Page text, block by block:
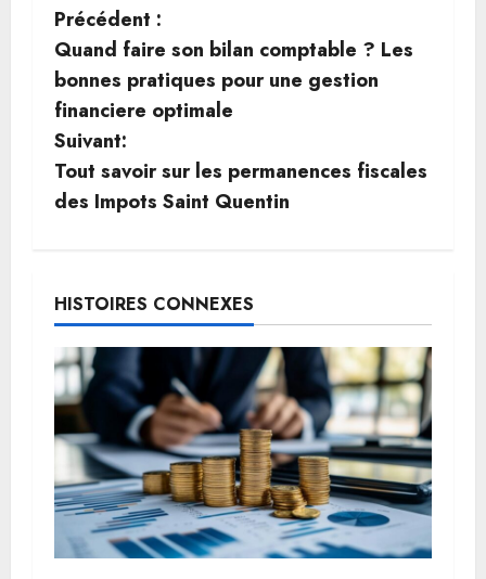
N
a
v
i
g
t
o
n
d
’
Précédent :
Quand faire son bilan comptable ? Les
bonnes pratiques pour une gestion
financiere optimale
Suivant:
Tout savoir sur les permanences fiscales
des Impots Saint Quentin
HISTOIRES CONNEXES